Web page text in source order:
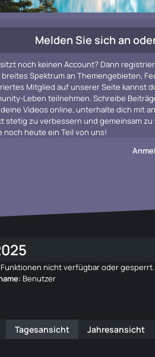
Melden Sie sich an
noch keinen Account? Dann
Spektrum an Themengebieten,
Mitglied auf unserer Seite kannst
Leben teilnehmen. Schreibe
Videos online, unterhalte dich mit
stetig zu verbessern und gemeinsam
noch heute ein Teil von uns!
nicht verfügbar oder
Benutzer
Tagesansicht Jahresansicht